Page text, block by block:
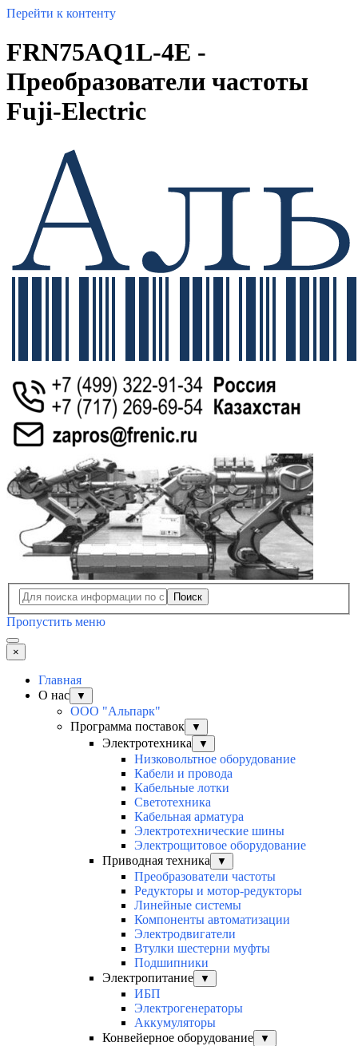
Перейти к контенту
FRN75AQ1L-4E -
Преобразователи частоты
Fuji-Electric
Поиск
Пропустить меню
×
Главная
О нас
▼
ООО "Альпарк"
Программа поставок
▼
Электротехника ▼
Низковольтное оборудование
Кабели и провода
Кабельные лотки
Светотехника
Кабельная арматура
Электротехнические шины
Электрощитовое оборудование
Приводная техника
▼
Преобразователи частоты
Редукторы и мотор-редукторы
Линейные системы
Компоненты автоматизации
Электродвигатели
Втулки шестерни муфты
Подшипники
Электропитание
▼
ИБП
Электрогенераторы
Аккумуляторы
Конвейерное оборудование
▼